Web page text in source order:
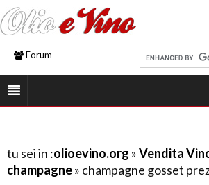
Forum
tu sei in :olioevino.org »Vendita
champagne» champagne gosset